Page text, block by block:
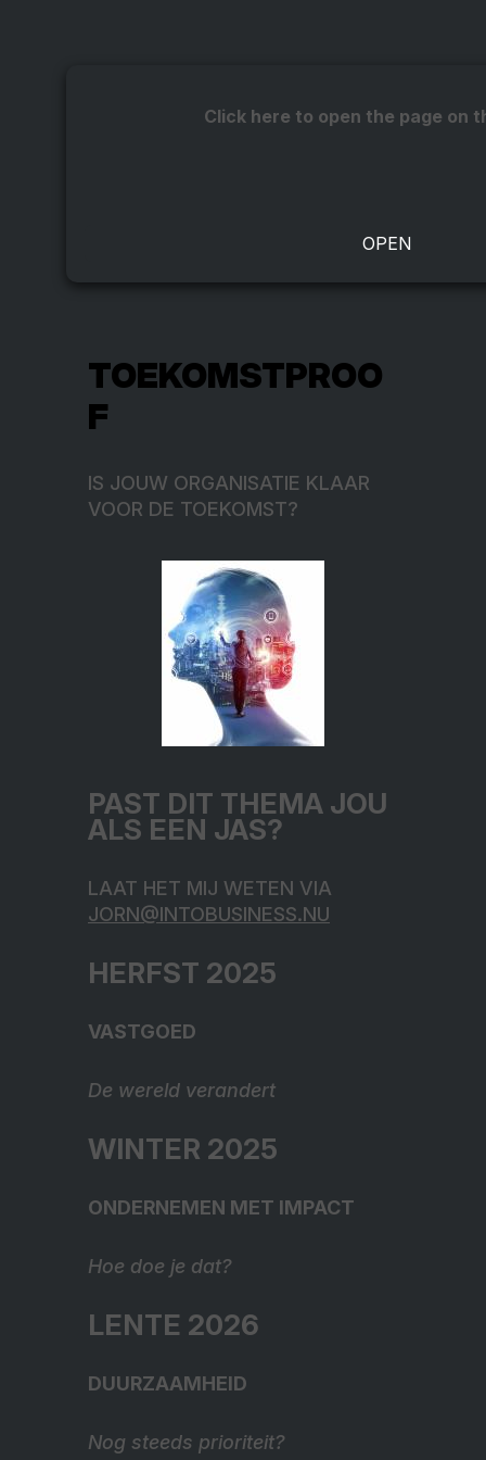
Click here to open the page on
TOEKOMSTPROO
F
IS JOUW ORGANISATIE KLAAR
VOOR DE TOEKOMST?
PAST DIT THEMA JOU
ALS EEN JAS?
LAAT HET MIJ WETEN VIA
JORN@INTOBUSINESS.NU
HERFST 2025
VASTGOED
De wereld verandert
WINTER 2025
ONDERNEMEN MET IMPACT
Hoe doe je dat?
LENTE 2026
DUURZAAMHEID
Nog steeds prioriteit?